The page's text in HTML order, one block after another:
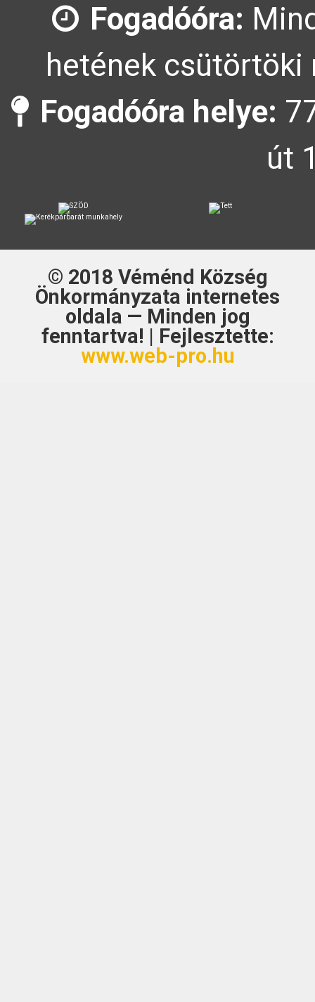
Fogadóóra:
hetének csütörtöki
Fogadóóra helye:
út
© 2018 Véménd Község
Önkormányzata internetes
oldala — Minden jog
fenntartva! | Fejlesztette:
www.web-pro.hu